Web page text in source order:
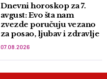
Dnevni horoskop za 7.
avgust: Evo šta nam
zvezde poručuju vezano
za posao, ljubav i zdravlje
07.08.2026